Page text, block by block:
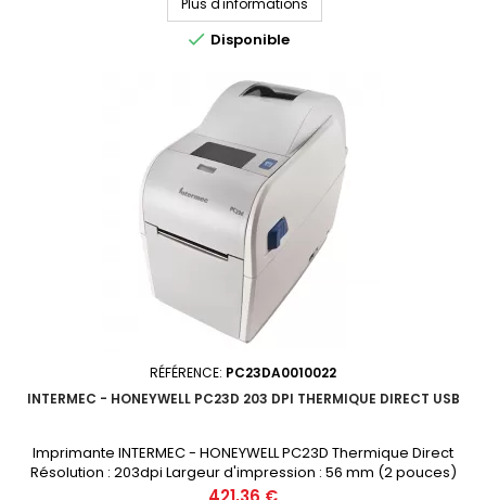
 Disponible
RÉFÉRENCE: PC23DA0010022
INTERMEC - HONEYWELL PC23D 203 DPI THERMIQUE DIRECT USB
Imprimante INTERMEC - HONEYWELL PC23D Thermique Direct
Résolution : 203dpi Largeur d'impression : 56 mm (2 pouces)
Connectique : USB Prix public (avant remise) : 421.36€ HT Demandez
Prix